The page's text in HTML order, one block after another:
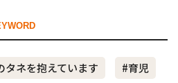
タネを抱えています
#育児